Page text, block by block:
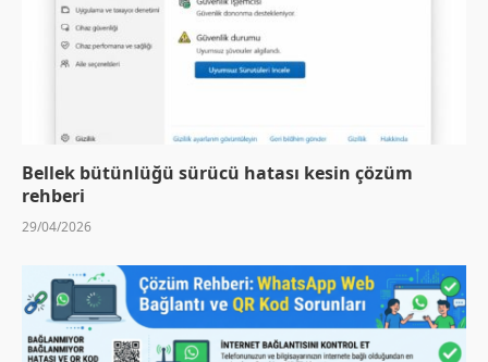
Bellek bütünlüğü sürücü hatası kesin çözüm
rehberi
29/04/2026